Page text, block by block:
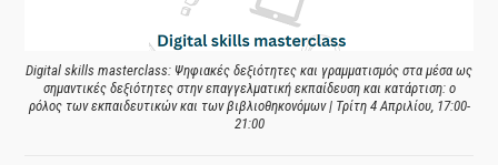
Digital skills masterclass: Ψηφιακές δεξιότητες και γραμματισμός στα μέσα ως
σημαντικές δεξιότητες στην επαγγελματική εκπαίδευση και κατάρτιση: ο
ρόλος των εκπαιδευτικών και των βιβλιοθηκονόμων | Τρίτη 4 Απριλίου, 17:00-
21:00